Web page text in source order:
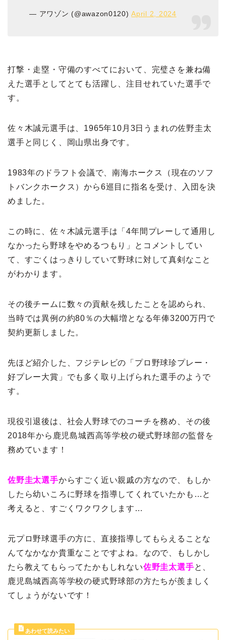
— アワゾン (@awazon0120)April 2, 2024
打撃・走塁・守備のすべてにおいて、完璧さを兼ね備
えた選手としてとても活躍し、注目せれていた選手で
す。
佐々木誠元選手は、1965年10月3日うまれの佐野圭太
選手と同じく、岡山県出身です。
1983年のドラフト会議で、南海ホークス（現在のソフ
トバンクホークス）から6巡目に指名を受け、入団を決
めました。
この時に、佐々木誠元選手は「4年間プレーして通用し
なかったら野球をやめるつもり」とコメントしてい
て、すごくはっきりしていて野球に対して真剣なこと
がわかります。
その後チームに数々の貢献を残したことを認められ、
当時では異例の約80％の大幅増となる年俸3200万円で
契約更新しました。
先ほど紹介した、フジテレビの「プロ野球珍プレー・
好プレー大賞」でも多く取り上げられた選手のようで
す。
現役引退後は、社会人野球でのコーチを務め、その後
2018年から鹿児島城西高等学校の硬式野球部の監督を
務めています！
佐野圭太選手からすごく近い親戚の方なので、もしか
したら幼いころに野球を指導してくれていたかも…と
考えると、すごくワクワクします…
元プロ野球選手の方に、直接指導してもらえることな
んてなかなか貴重なことですよね。なので、もしかし
たら教えてもらってたかもしれない佐野圭太選手と、
鹿児島城西高等学校の硬式野球部の方たちが羨ましく
てしょうがないです！